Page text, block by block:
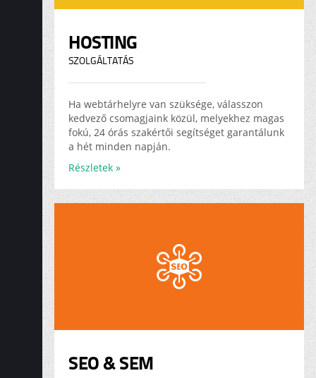
HOSTING
SZOLGÁLTATÁS
Ha webtárhelyre van szüksége, válasszon
kedvező csomagjaink közül, melyekhez magas
fokú, 24 órás szakértői segítséget garantálunk
a hét minden napján.
Részletek »
SEO & SEM